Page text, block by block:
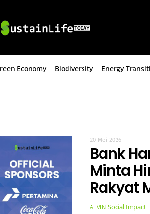
Economy Biodiversity Energy
20 Mei 2026
Bank
Minta
Rakyat
ALVIN Social Impact